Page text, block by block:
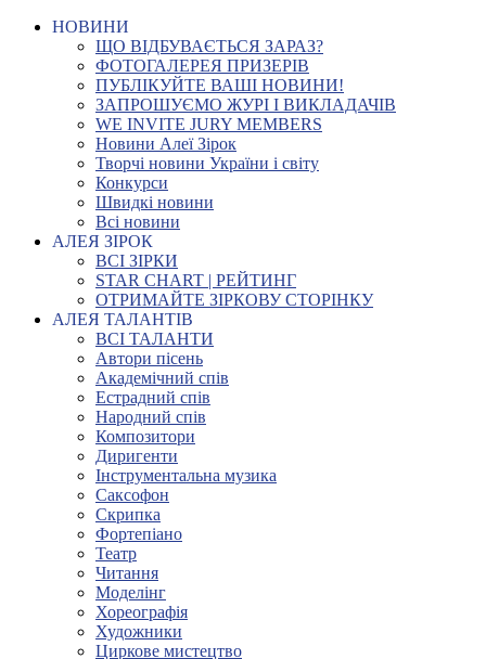
НОВИНИ
ЩО ВІДБУВАЄТЬСЯ ЗАРАЗ?
ФОТОГАЛЕРЕЯ ПРИЗЕРІВ
ПУБЛІКУЙТЕ ВАШІ НОВИНИ!
ЗАПРОШУЄМО ЖУРІ І ВИКЛАДАЧІВ
WE INVITE JURY MEMBERS
Новини Алеї Зірок
Творчі новини України і світу
Конкурси
Швидкі новини
Всі новини
АЛЕЯ ЗІРОК
ВСІ ЗІРКИ
STAR CHART | РЕЙТИНГ
ОТРИМАЙТЕ ЗІРКОВУ СТОРІНКУ
АЛЕЯ ТАЛАНТІВ
ВСІ ТАЛАНТИ
Автори пісень
Академічний спів
Естрадний спів
Народний спів
Композитори
Диригенти
Інструментальна музика
Саксофон
Скрипка
Фортепіано
Театр
Читання
Моделінг
Хореографія
Художники
Циркове мистецтво